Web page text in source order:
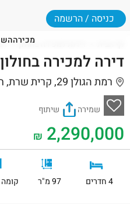
מכירה
כניסה / הרשמה
דירות למכירה בחולון
דירה למכירה בחולון
רמת הגולן 29, קרית שרת, חולון
שמירה שיתוף
2,290,000
₪
4 חדרים 97 מ"ר קומה 3 מ-6